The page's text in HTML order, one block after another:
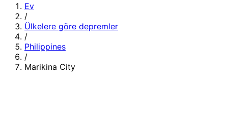
Ev
/
Ülkelere göre depremler
/
Philippines
/
Marikina City